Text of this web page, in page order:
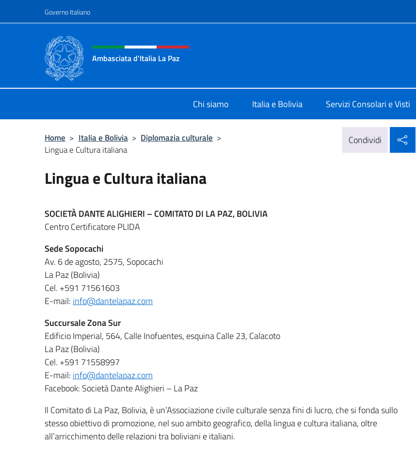
Governo Italiano
Intestazione sito, social e menù
Ambasciata d'Italia La Paz
Chi siamo Italia e Bolivia Servizi Consolari e Visti
Home > Italia e Bolivia > Diplomazia culturale >
Lingua e Cultura italiana
Condividi
Lingua e Cultura italiana
SOCIETÀ DANTE ALIGHIERI – COMITATO DI LA PAZ, BOLIVIA
Centro Certificatore PLIDA
Sede Sopocachi
Av. 6 de agosto, 2575, Sopocachi
La Paz (Bolivia)
Cel. +591 71561603
E-mail: info@dantelapaz.com
Succursale Zona Sur
Edificio Imperial, 564, Calle Inofuentes, esquina Calle 23, Calacoto
La Paz (Bolivia)
Cel. +591 71558997
E-mail: info@dantelapaz.com
Facebook: Società Dante Alighieri – La Paz
Il Comitato di La Paz, Bolivia, è un’Associazione civile culturale senza fini di lucro, che si fonda sullo
stesso obiettivo di promozione, nel suo ambito geografico, della lingua e cultura italiana, oltre
all’arricchimento delle relazioni tra boliviani e italiani.